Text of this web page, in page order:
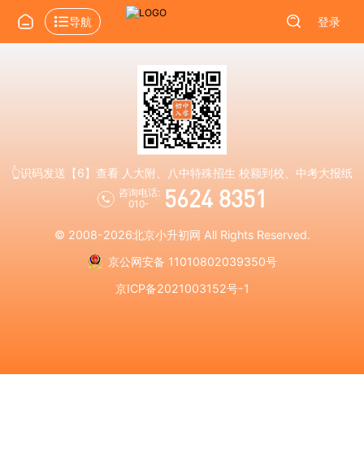
导航 登录
👆识码发送【6】查看 人大附、八中特殊招生 校额到校、中考大报纸
咨询电话:
010-
5624 8351
© 2008-2026北京小升初网 All Rights Reserved.
京公网安备 11010802039350号
京ICP备2021003152号-1